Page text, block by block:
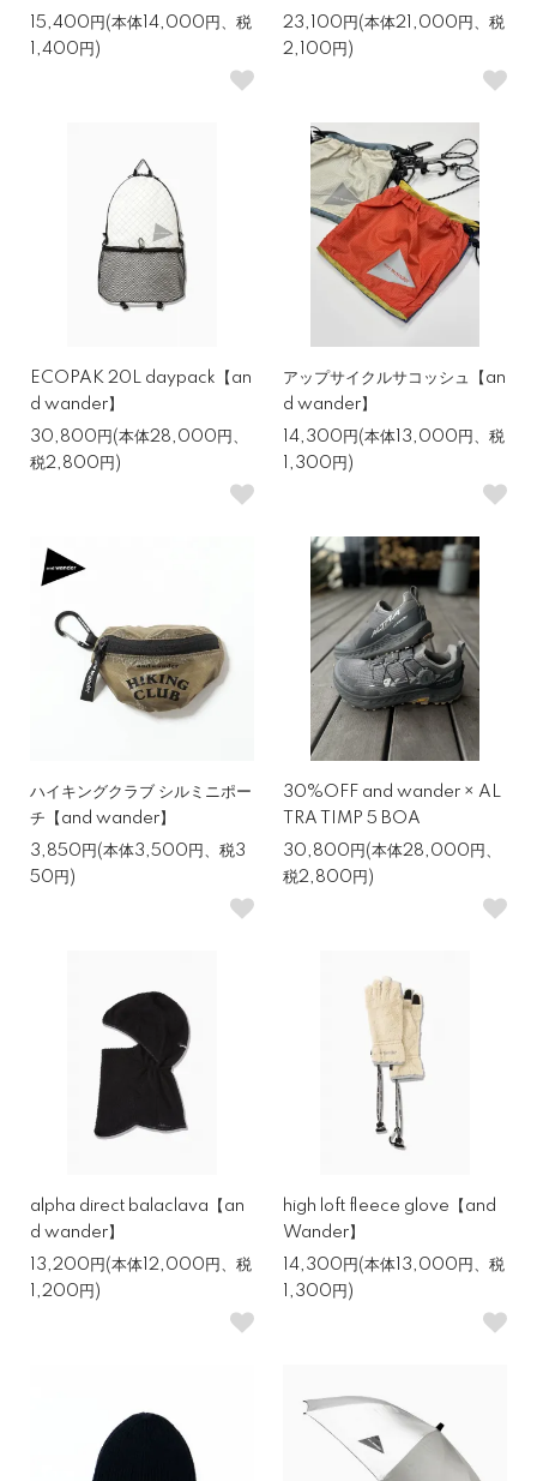
15,400円(本体14,000円、税
1,400円)
23,100円(本体21,000円、税
2,100円)
ECOPAK 20L daypack【an
d wander】
30,800円(本体28,000円、
税2,800円)
アップサイクルサコッシュ【an
d wander】
14,300円(本体13,000円、税
1,300円)
ハイキングクラブ シルミニポー
チ【and wander】
3,850円(本体3,500円、税3
50円)
30%OFF and wander × AL
TRA TIMP 5 BOA
30,800円(本体28,000円、
税2,800円)
alpha direct balaclava【an
d wander】
13,200円(本体12,000円、税
1,200円)
high loft fleece glove【and
Wander】
14,300円(本体13,000円、税
1,300円)